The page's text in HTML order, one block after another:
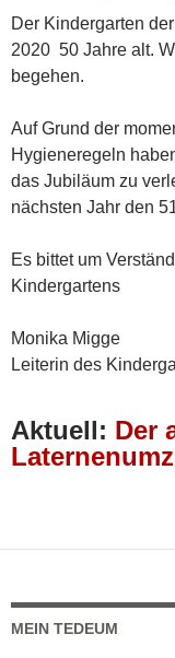
Der Kindergarten
2020 50 Jahre alt.
begehen.
Auf Grund der
Hygieneregeln
das Jubiläum zu
nächsten Jahr den
Es bittet um
Kindergartens
Monika Migge
Leiterin des
Aktuell: Der
MEIN TEDEUM